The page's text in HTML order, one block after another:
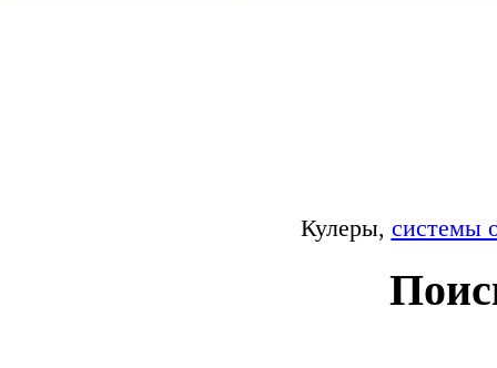
Кулеры, системы